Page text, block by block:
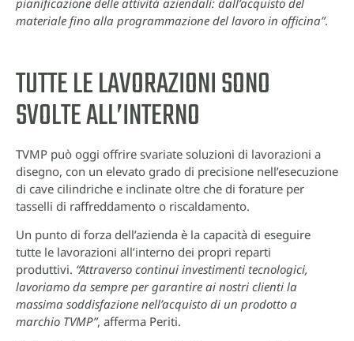
materiale fino alla programmazione del lavoro in officina”.
TUTTE LE LAVORAZIONI SONO
SVOLTE ALL’INTERNO
TVMP può oggi offrire svariate soluzioni di lavorazioni a
disegno, con un elevato grado di precisione nell’esecuzione
di cave cilindriche e inclinate oltre che di forature per
tasselli di raffreddamento o riscaldamento.
Un punto di forza dell’azienda è la capacità di eseguire
tutte le lavorazioni all’interno dei propri reparti
produttivi. “Attraverso continui investimenti tecnologici,
lavoriamo da sempre per garantire ai nostri clienti la
massima soddisfazione nell’acquisto di un prodotto a
marchio TVMP”, afferma Periti.